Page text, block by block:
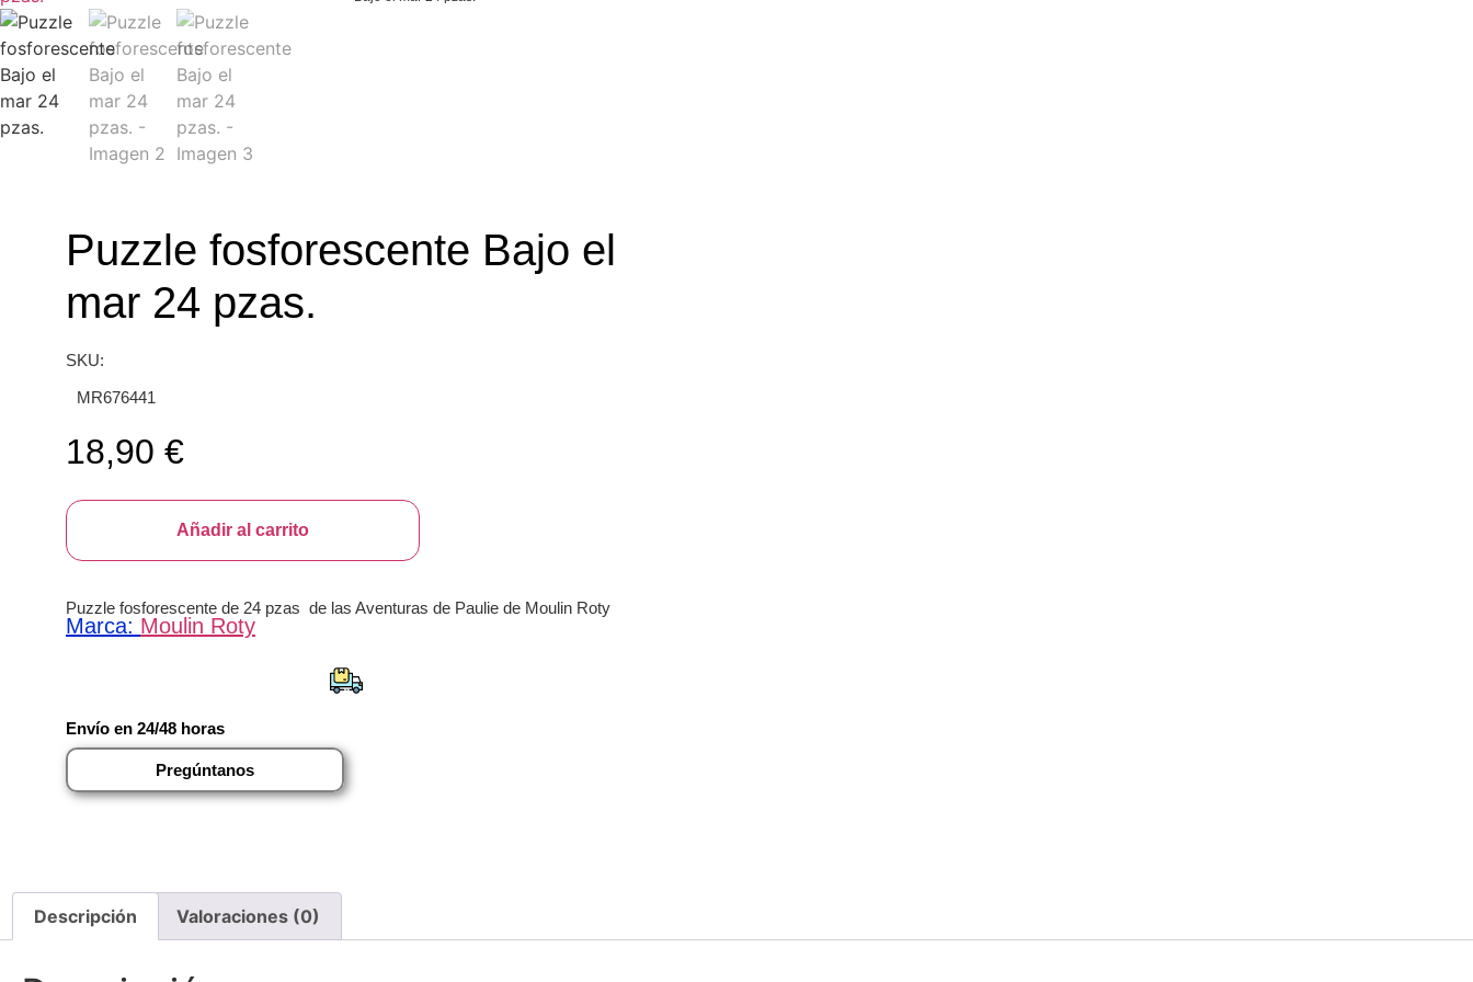
Puzzle fosforescente Bajo el
mar 24 pzas.
SKU:
MR676441
18,90 €
Botella
con
pajita
-
400
Añadir al carrito
Puzzle fosforescente de 24 pzas de las Aventuras de Paulie de Moulin Roty
Marca: Moulin Roty
Envío en 24/48 horas
Pregúntanos
Descripción Valoraciones (0)